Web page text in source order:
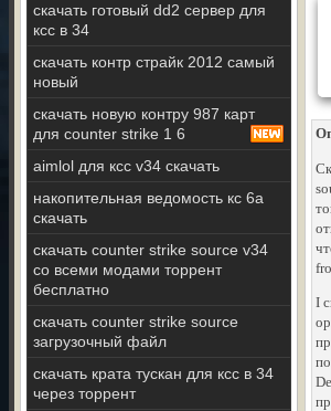
скачать готовый dd2 сервер для
ксс в 34
скачать контр страйк 2012 самый
новый
скачать новую контру 987 карт
для counter strike 1 6
aimlol для ксс v34 скачать
накопительная ведомость кс 6а
скачать
скачать counter strike source v34
со всеми модами торрент
бесплатно
скачать counter strike source
загрузочный файл
скачать крата тускан для ксс в 34
через торрент
I